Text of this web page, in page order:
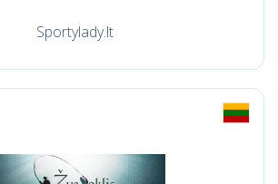
Sportylady.lt